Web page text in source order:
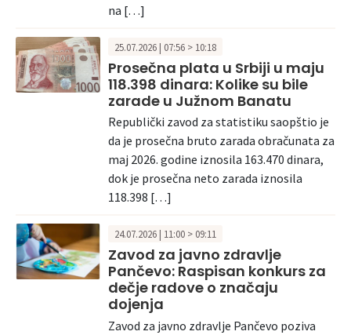
na […]
25.07.2026 | 07:56 > 10:18
Prosečna plata u Srbiji u maju
118.398 dinara: Kolike su bile
zarade u Južnom Banatu
Republički zavod za statistiku saopštio je
da je prosečna bruto zarada obračunata za
maj 2026. godine iznosila 163.470 dinara,
dok je prosečna neto zarada iznosila
118.398 […]
24.07.2026 | 11:00 > 09:11
Zavod za javno zdravlje
Pančevo: Raspisan konkurs za
dečje radove o značaju
dojenja
Zavod za javno zdravlje Pančevo poziva